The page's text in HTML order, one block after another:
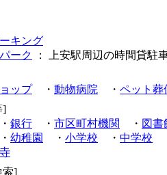
キング
ーク
： 上安駅周辺の時間貸駐
ップ・ 動物病院 ・ ペット葬
]
銀行 ・ 市区町村機関 ・ 図書
幼稚園 ・ 小学校 ・ 中学校
寺
索]